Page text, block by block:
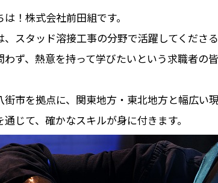
は！株式会社前田組です。
、スタッド溶接工事の分野で活躍してくださ
わず、熱意を持って学びたいという求職者の
街市を拠点に、関東地方・東北地方と幅広い
通じて、確かなスキルが身に付きます。